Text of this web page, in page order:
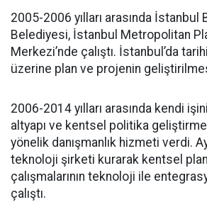
2005-2006 yılları arasında İstanbul
Belediyesi, İstanbul Metropolitan
Merkezi’nde çalıştı. İstanbul’da
üzerine plan ve projenin
2006-2014 yılları arasında kendi
altyapı ve kentsel politika geliştirme
yönelik danışmanlık hizmeti verdi.
teknoloji şirketi kurarak kentsel
çalışmalarının teknoloji ile
çalıştı.